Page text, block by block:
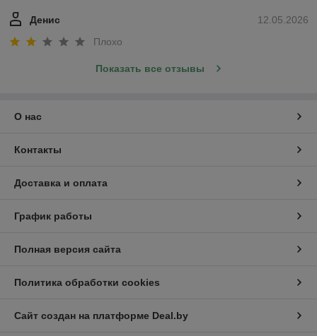
12.05.2026
Денис
Плохо
Показать все отзывы
О нас
Контакты
Доставка и оплата
График работы
Полная версия сайта
Политика обработки cookies
Сайт создан на платформе Deal.by